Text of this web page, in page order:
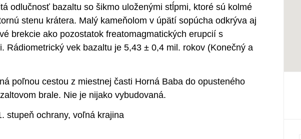
odlučnosť bazaltu so šikmo uloženými stĺpmi, ktoré sú kolmé
stenu krátera. Malý kameňolom v úpätí sopúcha odkrýva aj
brekcie ako pozostatok freatomagmatických erupcií s
Rádiometrický vek bazaltu je 5,43 ± 0,4 mil. rokov (Konečný a
poľnou cestou z miestnej časti Horná Baba do opusteného
brale. Nie je nijako vybudovaná.
stupeň ochrany, voľná krajina